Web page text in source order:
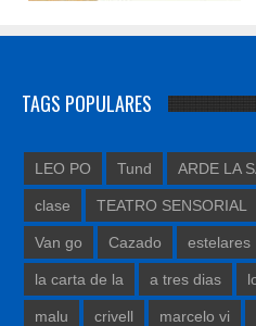
TAGS POPULARES
LEO PO Tund ARDE LA
clase TEATRO SENSORIAL
Van go Cazado estelares
la carta de la a tres dias
malu crivell marcelo vi